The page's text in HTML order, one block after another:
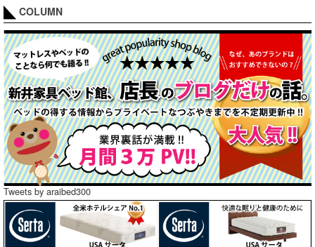
COLUMN
Tweets by araibed300